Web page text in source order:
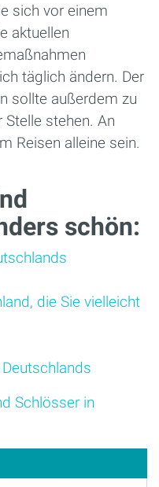
sich vor einem
aktuellen
täglich ändern. Der
sollte außerdem zu
stehen. An
Reisen alleine sein.
schön:
die Sie vielleicht
Schlösser in